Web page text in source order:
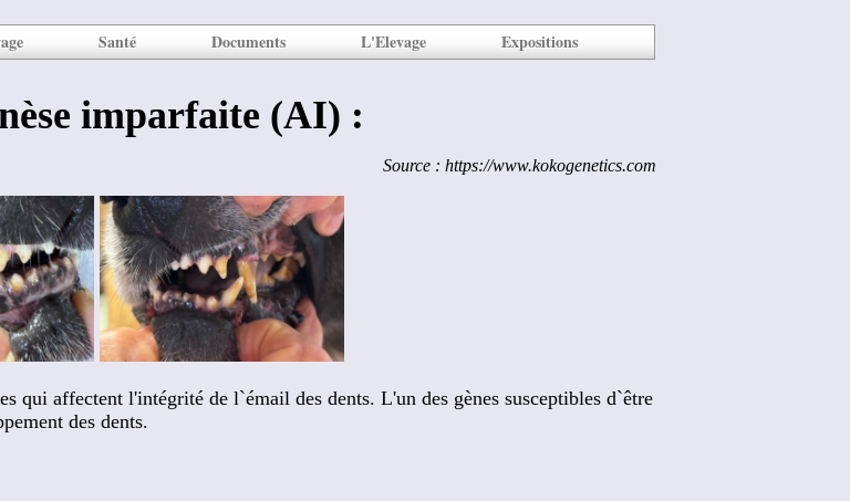
Santé Documents L'Elevage Expositions
imparfaite (AI) :
Source : https://www.kokogenetics.com
qui affectent l'intégrité de l`émail des dents. L'un des gènes susceptibles d`être
des dents.